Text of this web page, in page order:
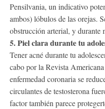
Pensilvania, un indicativo
ambos) lóbulos de las orejas.
obstrucción arterial, y durante
5. Piel clara durante tu
Tener acné durante tu
cabo por la Revista
enfermedad coronaria se
circulantes de testosterona
factor también parece